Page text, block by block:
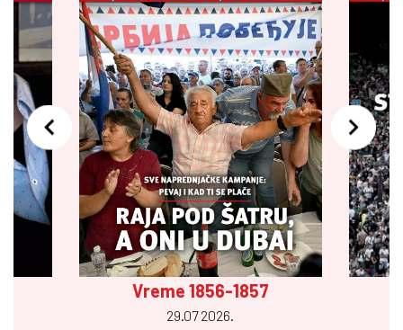
Vreme 1856-1857
29.07 2026.